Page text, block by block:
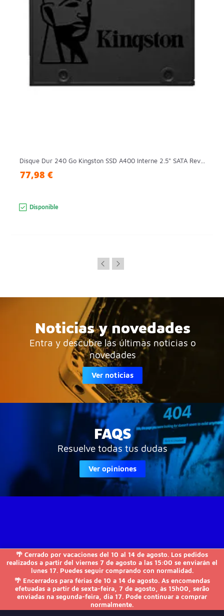
🌴 Cerrado por vacaciones del 10 al 14 de agosto. Los pedidos
realizados a partir del viernes 7 de agosto a las 15:00 se enviarán el
lunes 17. Puedes seguir comprando con normalidad.
🌴 Encerrados para férias de 10 a 14 de agosto. As encomendas
efetuadas a partir de sexta-feira, 7 de agosto, às 15h00, serão
enviadas na segunda-feira, dia 17. Pode continuar a comprar
normalmente.
Disque Dur 240 Go Kingston SSD A400 Interne 2.5" SATA Rev...
77,98 €
Disponible
Noticias y novedades
Entra y descubre las últimas noticias o
novedades
Ver noticias
FAQS
Resuelve todas tus dudas
Ver opiniones
JVS-Informática 
FAQs 
Otros 